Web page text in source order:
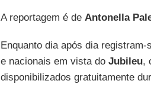
A reportagem é de Antonella
Enquanto dia após dia
e nacionais em vista do Jubileu,
disponibilizados gratuitamente